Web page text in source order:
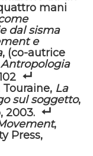
mani
dal sisma
e
, (co-autrice
Antropologia
Touraine, La
sul soggetto,
2003.
,
Press,